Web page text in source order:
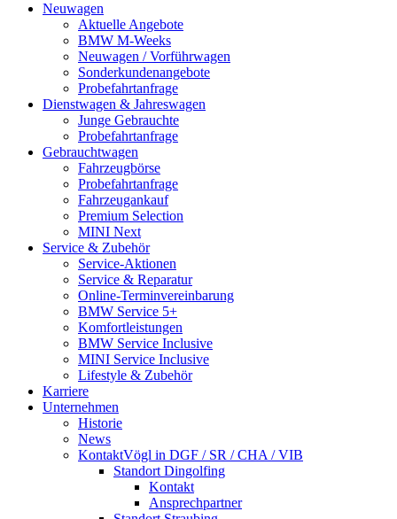
Neuwagen
Aktuelle Angebote
BMW M-Weeks
Neuwagen / Vorführwagen
Sonderkunden­angebote
Probefahrt­anfrage
Dienstwagen & Jahreswagen
Junge Gebrauchte
Probefahrt­anfrage
Gebrauchtwagen
Fahrzeugbörse
Probefahrt­anfrage
Fahrzeugankauf
Premium Selection
MINI Next
Service & Zubehör
Service-Aktionen
Service & Reparatur
Online-Termin­vereinbarung
BMW Service 5+
Komfort­leistungen
BMW Service Inclusive
MINI Service Inclusive
Lifestyle & Zubehör
Karriere
Unternehmen
Historie
News
KontaktVögl in DGF / SR / CHA / VIB
Standort Dingolfing
Kontakt
Ansprechpartner